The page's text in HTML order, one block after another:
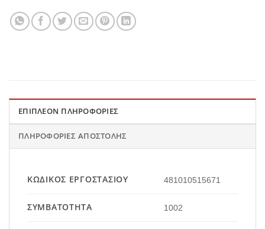
ΕΠΙΠΛΈΟΝ ΠΛΗΡΟΦΟΡΊΕΣ
ΠΛΗΡΟΦΟΡΊΕΣ ΑΠΟΣΤΟΛΉΣ
ΚΩΔΙΚΌΣ ΕΡΓΟΣΤΑΣΊΟΥ 481010515671
ΣΥΜΒΑΤΌΤΗΤΑ 1002